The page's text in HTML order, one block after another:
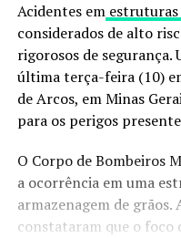
Acidentes emestruturas
considerados de alto
rigorosos de
última terça-feira (10)
de Arcos, em Minas
para os perigos
O Corpo de Bombeiros
a ocorrência em uma
armazenagem de grãos.
constataram que o foco